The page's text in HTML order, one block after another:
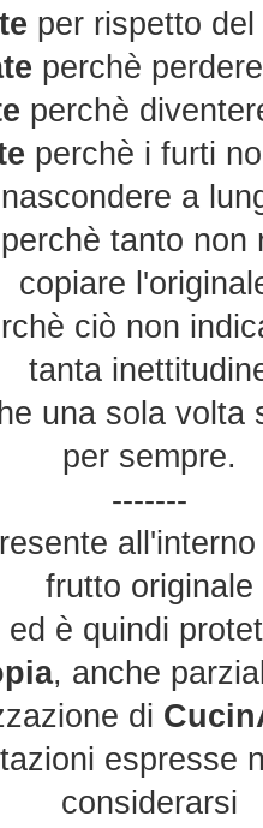
per rispetto
perchè
perchè
perchè i furti
nascondere a
perchè tanto non
copiare
ciò non
tanta
una sola volta
per sempre.
-------
frutto originale
ed è quindi
, anche
di
espresse
considerarsi